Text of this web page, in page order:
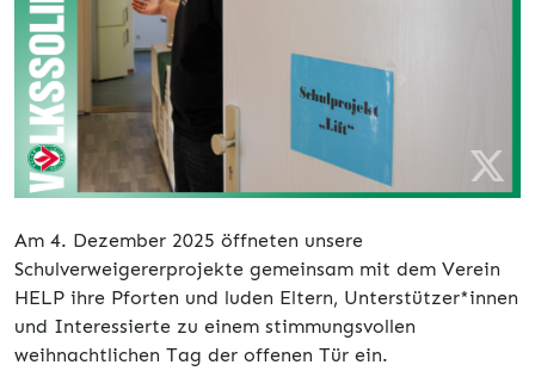
Am 4. Dezember 2025 öffneten unsere
Schulverweigererprojekte gemeinsam mit dem Verein
HELP ihre Pforten und luden Eltern, Unterstützer*innen
und Interessierte zu einem stimmungsvollen
weihnachtlichen Tag der offenen Tür ein.